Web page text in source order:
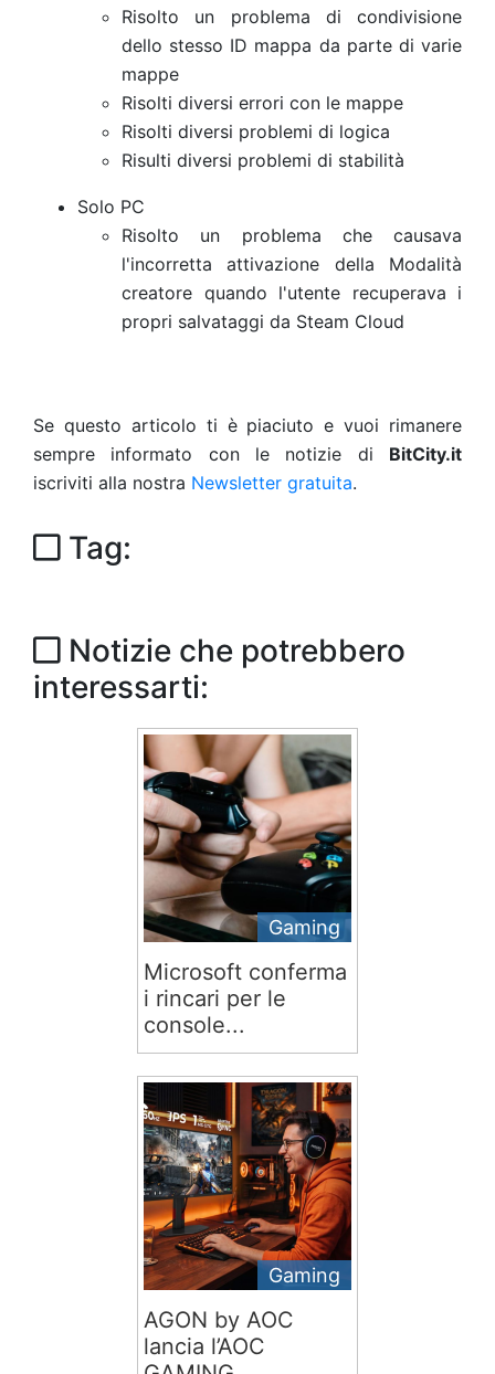
Risolto un problema di condivisione
dello stesso ID mappa da parte di varie
mappe
Risolti diversi errori con le mappe
Risolti diversi problemi di logica
Risulti diversi problemi di stabilità
Solo PC
Risolto un problema che causava
l'incorretta attivazione della Modalità
creatore quando l'utente recuperava i
propri salvataggi da Steam Cloud
Se questo articolo ti è piaciuto e vuoi rimanere
sempre informato con le notizie di BitCity.it
iscriviti alla nostra Newsletter gratuita.
Tag:
Notizie che potrebbero
interessarti:
Gaming
Microsoft conferma
i rincari per le
console...
Gaming
AGON by AOC
lancia l’AOC